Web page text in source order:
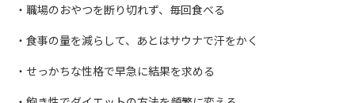
・職場のおやつを断り切れず、毎回食べる
・食事の量を減らして、あとはサウナで汗をかく
・せっかちな性格で早急に結果を求める